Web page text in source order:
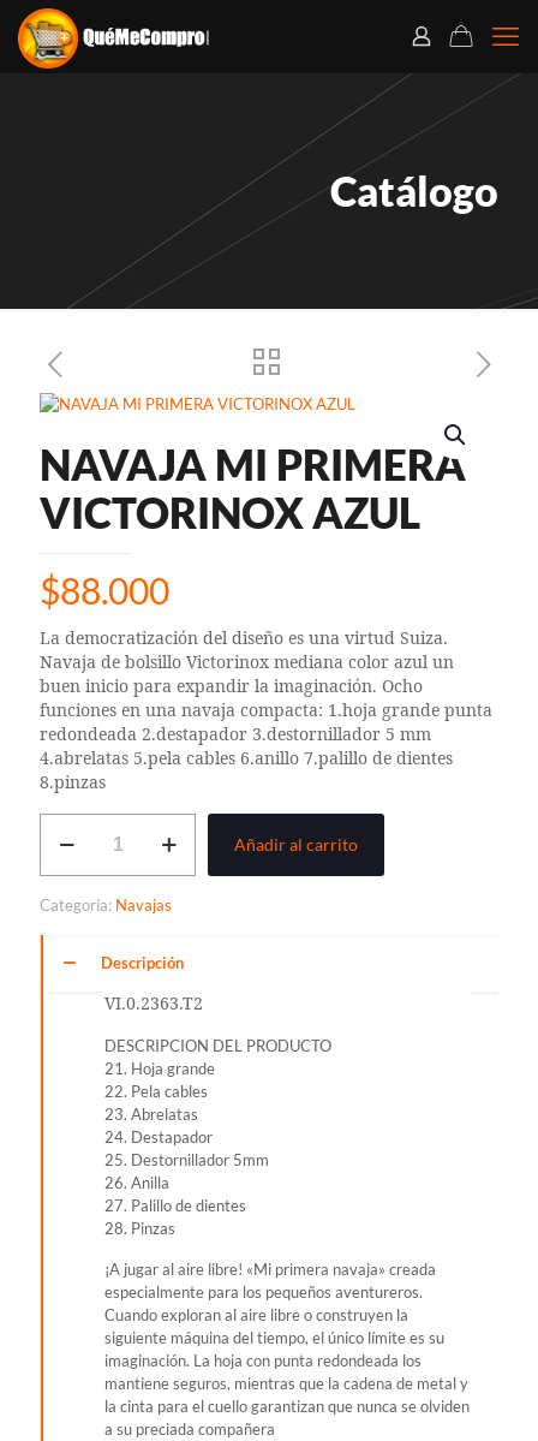
Catálogo
NAVAJA MI PRIMERA
VICTORINOX AZUL
$88.000
La democratización del diseño es una virtud Suiza.
Navaja de bolsillo Victorinox mediana color azul un
buen inicio para expandir la imaginación. Ocho
funciones en una navaja compacta: 1.hoja grande punta
redondeada 2.destapador 3.destornillador 5 mm
4.abrelatas 5.pela cables 6.anillo 7.palillo de dientes
8.pinzas
AZUL
cantidad
Añadir al carrito
Categoría: Navajas
Descripción
VI.0.2363.T2
DESCRIPCION DEL PRODUCTO
21. Hoja grande
22. Pela cables
23. Abrelatas
24. Destapador
25. Destornillador 5mm
26. Anilla
27. Palillo de dientes
28. Pinzas
¡A jugar al aire libre! «Mi primera navaja» creada
especialmente para los pequeños aventureros.
Cuando exploran al aire libre o construyen la
siguiente máquina del tiempo, el único límite es su
imaginación. La hoja con punta redondeada los
mantiene seguros, mientras que la cadena de metal y
la cinta para el cuello garantizan que nunca se olviden
a su preciada compañera